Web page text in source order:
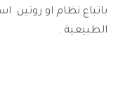
باتباع نظام او
الطبيعية .